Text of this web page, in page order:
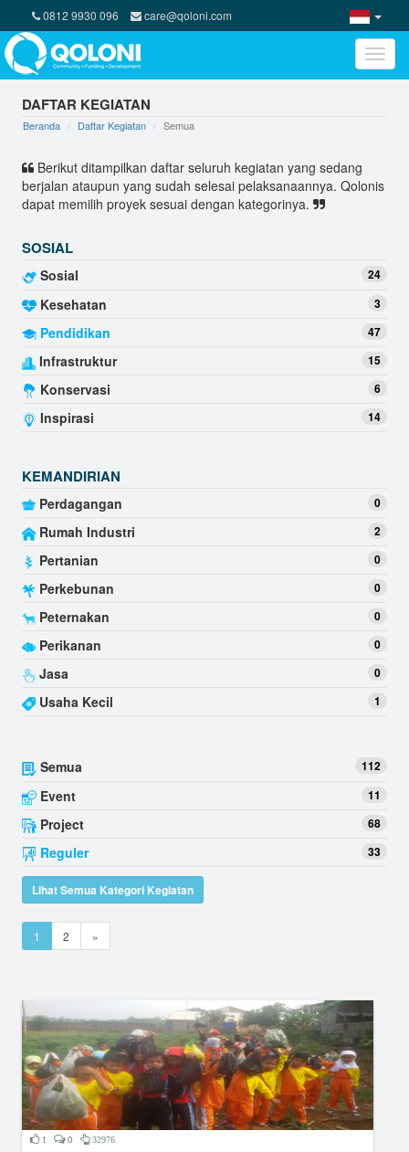
0812 9930 096 care@qoloni.com
Toggle
DAFTAR KEGIATAN
Beranda Daftar Kegiatan Semua
Berikut ditampilkan daftar seluruh kegiatan yang sedang
berjalan ataupun yang sudah selesai pelaksanaannya. Qolonis
dapat memilih proyek sesuai dengan kategorinya.
SOSIAL
Sosial 24
Kesehatan 3
Pendidikan 47
Infrastruktur 15
Konservasi 6
Inspirasi 14
KEMANDIRIAN
Perdagangan 0
Rumah Industri 2
Pertanian 0
Perkebunan 0
Peternakan 0
Perikanan 0
Jasa 0
Usaha Kecil 1
Semua 112
Event 11
Project 68
Reguler 33
Lihat Semua Kategori Kegiatan
1 2 »
1 0 32976